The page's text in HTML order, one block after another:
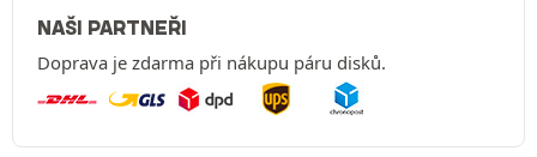
NAŠI PARTNEŘI
Doprava je zdarma při nákupu páru disků.